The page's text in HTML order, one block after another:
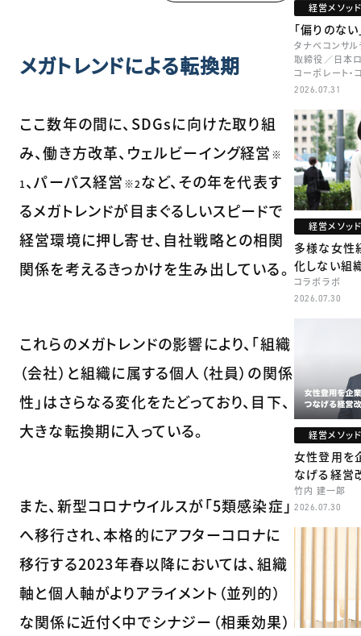
メガトレンドによる転換期
ここ数年の間に、SDGsに向けた取り組
み、働き方改革、ウェルビーイング経営 ※
1、パーパス経営 ※2など、その年を代表す
るメガトレンドが目まぐるしいスピードで
経営環境に押し寄せ、自社戦略との相関
関係を考えるきっかけを生み出している。
これらのメガトレンドの影響により、「組織
（会社）と組織に属する個人（社員）の関係
性」はさらなる変化をたどっており、目下、
大きな転換期に入っている。
また、新型コロナウイルスが「5類感染症」
へ移行され、本格的にアフターコロナに
移行する2023年春以降においては、組織
軸と個人軸がよりアライメント（並列的）
な関係に近付く中でシナジー（相乗効果）
経営メソッ
「偏りのな
タナベコンサ
取締役／日本
コーポレート・
本部長／キャ
2026.07.31
経営メソッ
多様な女性
化しない組
コラボラボ
2026.07.30
経営メソッ
女性登用を
なげる経営
竹内 建一郎
2026.07.30